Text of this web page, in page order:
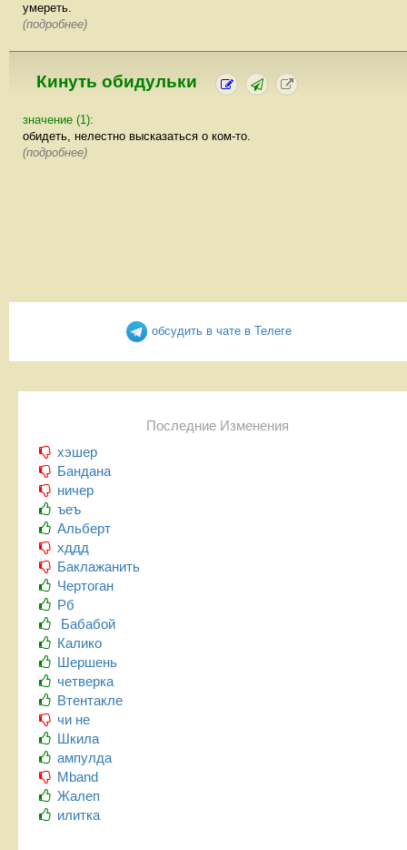
умереть.
(подробнее)
Кинуть обидульки
значение (1):
обидеть, нелестно высказаться о ком-то.
(подробнее)
обсудить в чате в Телеге
Последние Изменения
хэшер
Бандана
ничер
ъеъ
Альберт
хддд
Баклажанить
Чертоган
Рб
Бабабой
Калико
Шершень
четверка
Втентакле
чи не
Шкила
ампулда
Mband
Жалеп
илитка